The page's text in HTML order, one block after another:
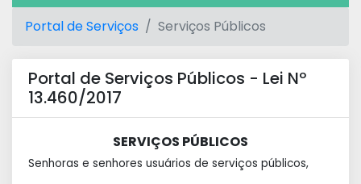
Portal de Serviços Serviços Públicos
Portal de Serviços Públicos - Lei Nº
13.460/2017
SERVIÇOS PÚBLICOS
Senhoras e senhores usuários de serviços públicos,